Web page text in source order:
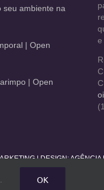
seu ambiente na
| Open
| Open
e
| DESIGN: AGÊNCIA
OK